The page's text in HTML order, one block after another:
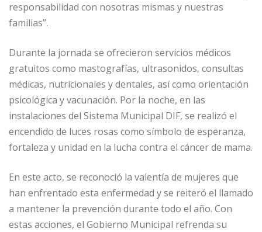
responsabilidad con nosotras mismas y nuestras
familias”.
Durante la jornada se ofrecieron servicios médicos
gratuitos como mastografías, ultrasonidos, consultas
médicas, nutricionales y dentales, así como orientación
psicológica y vacunación. Por la noche, en las
instalaciones del Sistema Municipal DIF, se realizó el
encendido de luces rosas como símbolo de esperanza,
fortaleza y unidad en la lucha contra el cáncer de mama.
En este acto, se reconoció la valentía de mujeres que
han enfrentado esta enfermedad y se reiteró el llamado
a mantener la prevención durante todo el año. Con
estas acciones, el Gobierno Municipal refrenda su